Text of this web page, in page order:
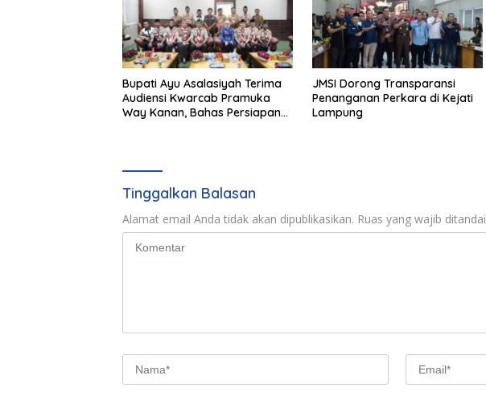
Bupati Ayu Asalasiyah Terima
Audiensi Kwarcab Pramuka
Way Kanan, Bahas Persiapan
JMSI Dorong Transparansi
Penanganan Perkara di Kejati
Lampung
Tinggalkan Balasan
Alamat email Anda tidak akan dipublikasikan. Ruas yang wajib ditandai